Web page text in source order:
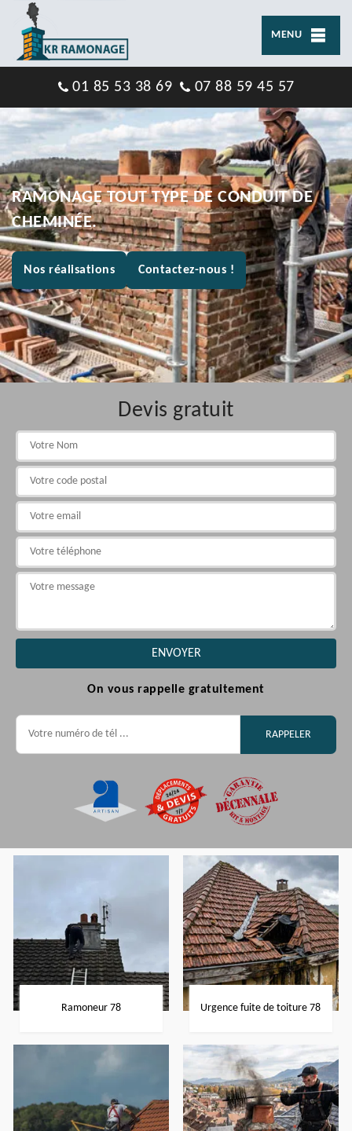
MENU
01 85 53 38 69 07 88 59 45 57
RAMONAGE TOUT TYPE DE CONDUIT DE
CHEMINÉE.
Nos réalisations Contactez-nous !
Devis gratuit
On vous rappelle gratuitement
Ramoneur 78 Urgence fuite de toiture 78